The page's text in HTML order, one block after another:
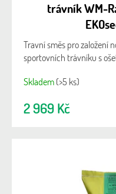
trávník WM-
Travní směs pro založení
sportovních trávníku s
Skladem(>5 ks)
2 969 Kč